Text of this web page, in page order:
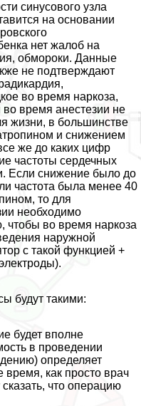
синусового узла
на основании
нет жалоб на
обмороки. Данные
не подтверждают
во время наркоза,
время анестезии не
жизни, в большинстве
и снижением
же до каких цифр
частоты сердечных
Если снижение было до
частота была менее 40
то для
необходимо
чтобы во время наркоза
наружной
с такой функцией +
будут такими:
будет вполне
в проведении
определяет
время, как просто врач
что операцию